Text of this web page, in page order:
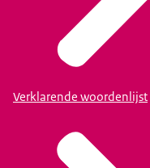
Verklarende woordenlijst